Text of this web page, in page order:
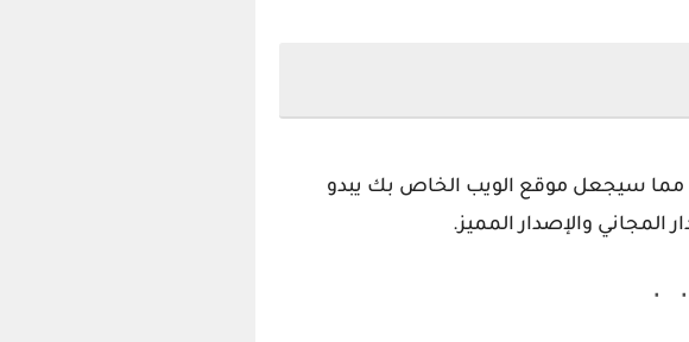
مما سيجعل موقع الويب الخاص بك يبدو
والإصدار المميز.